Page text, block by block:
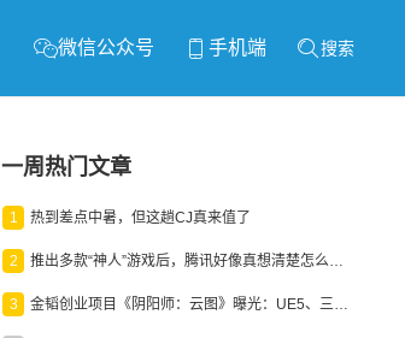
微信公众号 手机端 搜索
一周热门文章
1 热到差点中暑，但这趟CJ真来值了
2 推出多款“神人”游戏后，腾讯好像真想清楚怎么做二次元了
3 金韬创业项目《阴阳师：云图》曝光：UE5、三端互通、ARPG